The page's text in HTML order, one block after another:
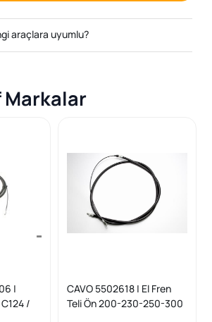
araçlara uyumlu?
|
/
CAVO 5502618 | El Fren
Teli Ön 200-230-250-300